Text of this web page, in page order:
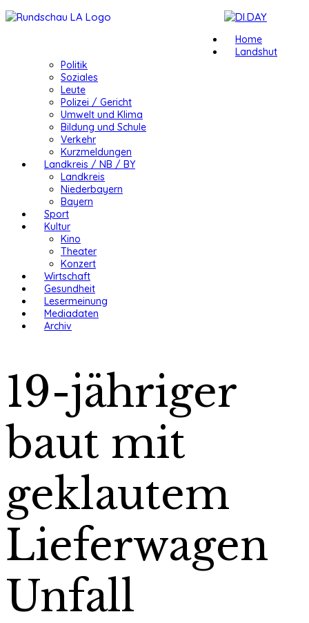
Home
Landshut
Politik
Soziales
Leute
Polizei / Gericht
Umwelt und Klima
Bildung und Schule
Verkehr
Kurzmeldungen
Landkreis / NB / BY
Landkreis
Niederbayern
Bayern
Sport
Kultur
Kino
Theater
Konzert
Wirtschaft
Gesundheit
Lesermeinung
Mediadaten
Archiv
19-jähriger
baut mit
geklautem
Lieferwagen
Unfall